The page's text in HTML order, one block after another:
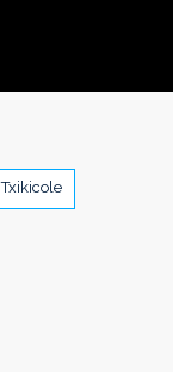
Txikicole